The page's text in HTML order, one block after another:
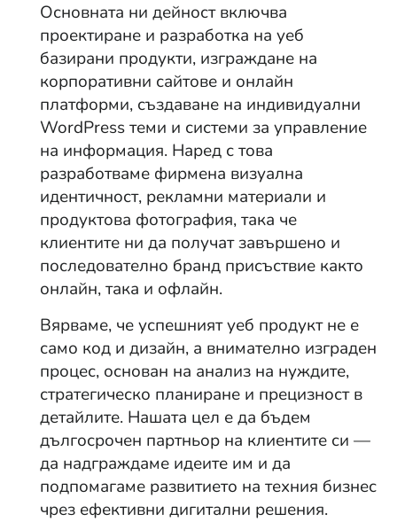
Основната ни дейност включва
проектиране и разработка на уеб
базирани продукти, изграждане на
корпоративни сайтове и онлайн
платформи, създаване на индивидуални
WordPress теми и системи за управление
на информация. Наред с това
разработваме фирмена визуална
идентичност, рекламни материали и
продуктова фотография, така че
клиентите ни да получат завършено и
последователно бранд присъствие както
онлайн, така и офлайн.
Вярваме, че успешният уеб продукт не е
само код и дизайн, а внимателно изграден
процес, основан на анализ на нуждите,
стратегическо планиране и прецизност в
детайлите. Нашата цел е да бъдем
дългосрочен партньор на клиентите си —
да надграждаме идеите им и да
подпомагаме развитието на техния бизнес
чрез ефективни дигитални решения.